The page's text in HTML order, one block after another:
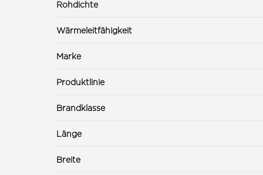
Rohdichte
Wärmeleitfähigkeit
Marke
Produktlinie
Brandklasse
Länge
Breite